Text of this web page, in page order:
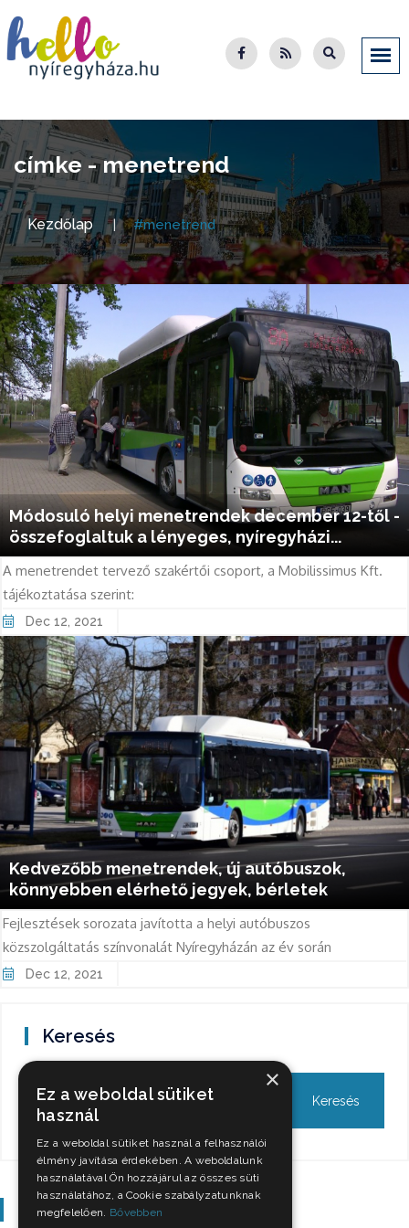
címke - menetrend
Kezdőlap #menetrend
Módosuló helyi menetrendek december 12-től -
összefoglaltuk a lényeges, nyíregyházi...
A menetrendet tervező szakértői csoport, a Mobilissimus Kft.
tájékoztatása szerint:
Dec 12, 2021
Kedvezőbb menetrendek, új autóbuszok,
könnyebben elérhető jegyek, bérletek
Fejlesztések sorozata javította a helyi autóbuszos
közszolgáltatás színvonalát Nyíregyházán az év során
Dec 12, 2021
Keresés
Szavazás
×
Ez a weboldal sütiket
használ
Ez a weboldal sütiket használ a felhasználói
élmény javítása érdekében. A weboldalunk
használatával Ön hozzájárul az összes süti
használatához, a Cookie szabályzatunknak
megfelelően. Bővebben